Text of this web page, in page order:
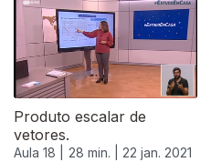
Produto escalar de
vetores.
Aula 18 | 28 min. | 22 jan. 2021